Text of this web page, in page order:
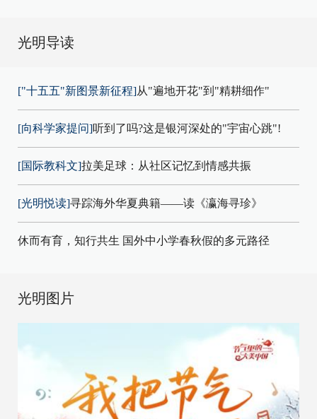
光明导读
["十五五"新图景新征程]从"遍地开花"到"精耕细作"
[向科学家提问]听到了吗?这是银河深处的"宇宙心跳"!
[国际教科文]拉美足球：从社区记忆到情感共振
[光明悦读]寻踪海外华夏典籍——读《瀛海寻珍》
休而有育，知行共生 国外中小学春秋假的多元路径
光明图片